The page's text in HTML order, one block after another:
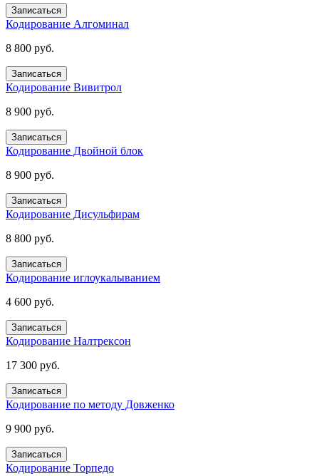
Записаться
Кодирование Алгоминал
8 800 руб.
Записаться
Кодирование Вивитрол
8 900 руб.
Записаться
Кодирование Двойной блок
8 900 руб.
Записаться
Кодирование Дисульфирам
8 800 руб.
Записаться
Кодирование иглоукалыванием
4 600 руб.
Записаться
Кодирование Налтрексон
17 300 руб.
Записаться
Кодирование по методу Довженко
9 900 руб.
Записаться
Кодирование Торпедо